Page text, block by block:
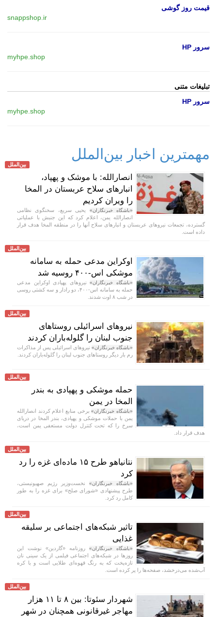
قیمت روز گوشی
snappshop.ir
سرور HP
myhpe.shop
تبلیغات متنی
سرور HP
myhpe.shop
مهمترین اخبار بین‌الملل
بین‌الملل
انصارالله: با موشک و پهپاد،
انبارهای سلاح عربستان در المخا
را ویران کردیم
«باشگاه خبرنگاران» یحیی سریع، سخنگوی نظامی
انصارالله یمن، اعلام کرد که این جنبش با عملیاتی
گسترده، تجمعات نیرو‌های عربستان و انبار‌های سلاح آنها را در منطقه المخا هدف قرار
داده است.
بین‌الملل
اوکراین مدعی حمله به سامانه
موشکی اس-۴۰۰ روسیه شد
«باشگاه خبرنگاران»نیروهای پهپادی اوکراین مدعی
حمله به سامانه اس-۴۰۰، دو رادار و سه کشتی روسی
در شب ۸ اوت شدند.
بین‌الملل
نیرو‌های اسرائیلی روستا‌های
جنوب لبنان را گلوله‌باران کردند
«باشگاه خبرنگاران» نیرو‌های اسرائیلی پس از مذاکرات
رم بار دیگر روستا‌های جنوب لبنان را گلوله‌باران کردند.
بین‌الملل
حمله موشکی و پهپادی به بندر
المخا در یمن
«باشگاه خبرنگاران»برخی منابع اعلام کردند انصارالله
یمن با حملات موشکی و پهپادی، بندر المخا در دریای
سرخ را که تحت کنترل دولت مستعفی یمن است،
هدف قرار داد.
بین‌الملل
نتانیاهو طرح ۱۵ ماده‌ای غزه را رد
کرد
«باشگاه خبرنگاران» نخست‌وزیر رژیم صهیونیستی،
طرح پیشنهادی «شورای صلح» برای غزه را به طور
کامل رد کرد.
بین‌الملل
تاثیر شبکه‌های اجتماعی بر سلیقه
غذایی
«باشگاه خبرنگاران» روزنامه «گاردین» نوشت این
روز‌ها در شبکه‌های اجتماعی فیلمی از یک سینی نان
تازه‌پخت که به رنگ قهوه‌ای طلایی است و با کره
آب‌شده می‌درخشد، صفحه‌ها را پر کرده است.
بین‌الملل
شهردار سئوتا: بین ۸ تا ۱۱ هزار
مهاجر غیرقانونی همچنان در شهر